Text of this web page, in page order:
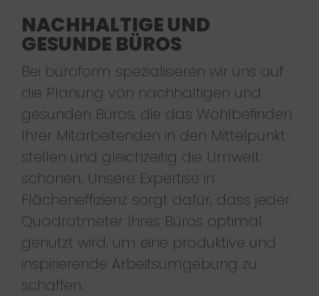
NACHHALTIGE UND
GESUNDE BÜROS
Bei büroform spezialisieren wir uns auf
die Planung von nachhaltigen und
gesunden Büros, die das Wohlbefinden
Ihrer Mitarbeitenden in den Mittelpunkt
stellen und gleichzeitig die Umwelt
schonen. Unsere Expertise in
Flächeneffizienz sorgt dafür, dass jeder
Quadratmeter Ihres Büros optimal
genutzt wird, um eine produktive und
inspirierende Arbeitsumgebung zu
schaffen.